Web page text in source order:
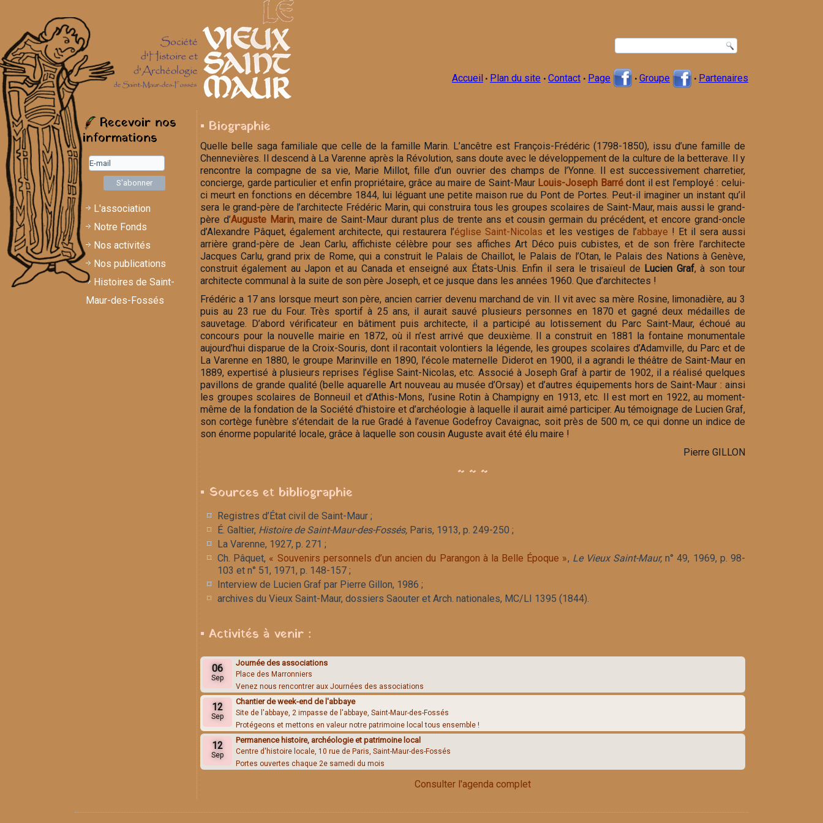
Accueil • Plan du site • Contact • Page • Groupe • Partenaires
Recevoir nos
informations
L'association
Notre Fonds
Nos activités
Nos publications
Histoires de Saint-
Maur-des-Fossés
▪ Biographie
Quelle belle saga familiale que celle de la famille Marin. L’ancêtre est François-Frédéric (1798-1850), issu d’une famille de
Chennevières. Il descend à La Varenne après la Révolution, sans doute avec le développement de la culture de la betterave. Il y
rencontre la compagne de sa vie, Marie Millot, fille d’un ouvrier des champs de l’Yonne. Il est successivement charretier,
concierge, garde particulier et enfin propriétaire, grâce au maire de Saint-Maur Louis-Joseph Barrédont il est l’employé : celui-
ci meurt en fonctions en décembre 1844, lui léguant une petite maison rue du Pont de Portes. Peut-il imaginer un instant qu’il
sera le grand-père de l’architecte Frédéric Marin, qui construira tous les groupes scolaires de Saint-Maur, mais aussi le grand-
père d’Auguste Marin, maire de Saint-Maur durant plus de trente ans et cousin germain du précédent, et encore grand-oncle
d’Alexandre Pâquet, également architecte, qui restaurera l’église Saint-Nicolas et les vestiges de l’abbaye ! Et il sera aussi
arrière grand-père de Jean Carlu, affichiste célèbre pour ses affiches Art Déco puis cubistes, et de son frère l’architecte
Jacques Carlu, grand prix de Rome, qui a construit le Palais de Chaillot, le Palais de l’Otan, le Palais des Nations à Genève,
construit également au Japon et au Canada et enseigné aux États-Unis. Enfin il sera le trisaïeul de Lucien Graf, à son tour
architecte communal à la suite de son père Joseph, et ce jusque dans les années 1960. Que d’architectes !
Frédéric a 17 ans lorsque meurt son père, ancien carrier devenu marchand de vin. Il vit avec sa mère Rosine, limonadière, au 3
puis au 23 rue du Four. Très sportif à 25 ans, il aurait sauvé plusieurs personnes en 1870 et gagné deux médailles de
sauvetage. D’abord vérificateur en bâtiment puis architecte, il a participé au lotissement du Parc Saint-Maur, échoué au
concours pour la nouvelle mairie en 1872, où il n’est arrivé que deuxième. Il a construit en 1881 la fontaine monumentale
aujourd’hui disparue de la Croix-Souris, dont il racontait volontiers la légende, les groupes scolaires d’Adamville, du Parc et de
La Varenne en 1880, le groupe Marinville en 1890, l’école maternelle Diderot en 1900, il a agrandi le théâtre de Saint-Maur en
1889, expertisé à plusieurs reprises l’église Saint-Nicolas, etc. Associé à Joseph Graf à partir de 1902, il a réalisé quelques
pavillons de grande qualité (belle aquarelle Art nouveau au musée d’Orsay) et d’autres équipements hors de Saint-Maur : ainsi
les groupes scolaires de Bonneuil et d’Athis-Mons, l’usine Rotin à Champigny en 1913, etc. Il est mort en 1922, au moment-
même de la fondation de la Société d’histoire et d’archéologie à laquelle il aurait aimé participer. Au témoignage de Lucien Graf,
son cortège funèbre s’étendait de la rue Gradé à l’avenue Godefroy Cavaignac, soit près de 500 m, ce qui donne un indice de
son énorme popularité locale, grâce à laquelle son cousin Auguste avait été élu maire !
Pierre GILLON
~ ~ ~
▪ Sources et bibliographie
Registres d’État civil de Saint-Maur ;
É. Galtier, Histoire de Saint-Maur-des-Fossés, Paris, 1913, p. 249-250 ;
La Varenne, 1927, p. 271 ;
Ch. Pâquet, « Souvenirs personnels d’un ancien du Parangon à la Belle Époque », Le Vieux Saint-Maur, n° 49, 1969, p. 98-
103 et n° 51, 1971, p. 148-157 ;
Interview de Lucien Graf par Pierre Gillon, 1986 ;
archives du Vieux Saint-Maur, dossiers Saouter et Arch. nationales, MC/LI 1395 (1844).
▪ Activités à venir :
06
Sep
Journée des associations
Place des Marronniers
Venez nous rencontrer aux Journées des associations
12
Sep
Chantier de week-end de l'abbaye
Site de l'abbaye, 2 impasse de l'abbaye, Saint-Maur-des-Fossés
Protégeons et mettons en valeur notre patrimoine local tous ensemble !
12
Sep
Permanence histoire, archéologie et patrimoine local
Centre d'histoire locale, 10 rue de Paris, Saint-Maur-des-Fossés
Portes ouvertes chaque 2e samedi du mois
Consulter l'agenda complet